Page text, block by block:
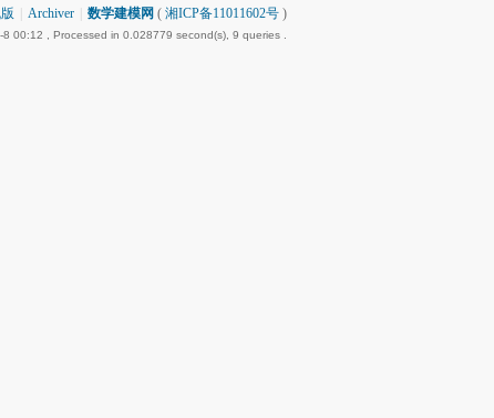
Archiver 数学建模网 ( 湘ICP备11011602号 )
8 00:12 , Processed in 0.028779 second(s), 9 queries .